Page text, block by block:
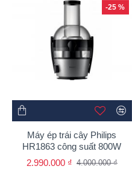
-25 %
Máy ép trái cây Philips
HR1863 công suất 800W
2.990.000 ₫ 4.000.000 ₫